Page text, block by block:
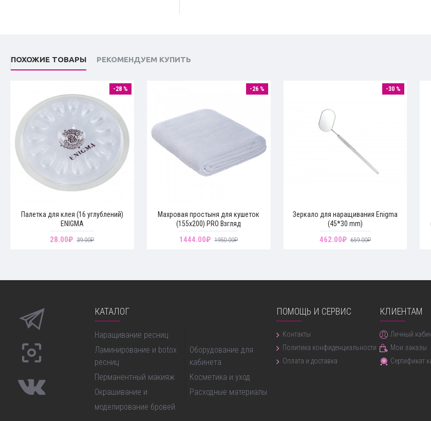
ПОХОЖИЕ ТОВАРЫ РЕКОМЕНДУЕМ КУПИТЬ
-28 %
Палетка для клея (16 углублений)
ENIGMA
28.00₽ 39.00₽
-26 %
Махровая простыня для кушеток
(155х200) PRO Взгляд
1444.00₽ 1950.00₽
-30 %
Зеркало для наращивания Enigma
(45*30 mm)
462.00₽ 659.00₽
КАТАЛОГ
Наращивание ресниц
Ламинирование и botox
ресниц
Перманентный макияж
Окрашивание и
Оборудование для
кабинета
Косметика и уход
Расходные материалы
ПОМОЩЬ И СЕРВИС
Контакты
Политика конфиденциальности
Оплата и доставка
КЛИЕНТАМ
Личный
Мои заказы
Сертификат